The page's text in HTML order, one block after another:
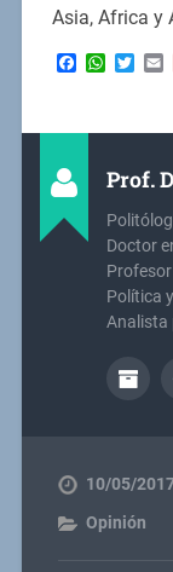
Asia, Africa y
Facebook
Prof.
Doctor
Política
Analista
10/05/
Opinión